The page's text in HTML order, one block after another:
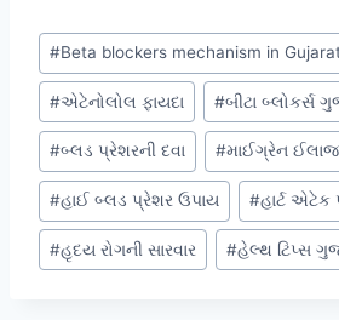
Post
Tags:
#Beta blockers mechanism in
#એટેનોલોલ ફાયદા #બીટા બ્લોકર્સ
#બ્લડ પ્રેશરની દવા #માઈગ્રેન
#હાઈ બ્લડ પ્રેશર ઉપાય #હાર્ટ એટેક
#હૃદય રોગની સારવાર #હેલ્થ ટિપ્સ